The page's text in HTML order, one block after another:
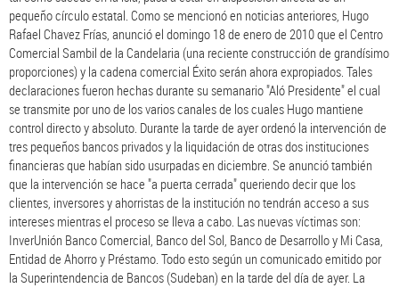
pequeño círculo estatal. Como se mencionó en noticias anteriores, Hugo
Rafael Chavez Frías, anunció el domingo 18 de enero de 2010 que el Centro
Comercial Sambil de la Candelaria (una reciente construcción de grandísimo
proporciones) y la cadena comercial Éxito serán ahora expropiados. Tales
declaraciones fueron hechas durante su semanario "Aló Presidente" el cual
se transmite por uno de los varios canales de los cuales Hugo mantiene
control directo y absoluto. Durante la tarde de ayer ordenó la intervención de
tres pequeños bancos privados y la liquidación de otras dos instituciones
financieras que habían sido usurpadas en diciembre. Se anunció también
que la intervención se hace "a puerta cerrada" queriendo decir que los
clientes, inversores y ahorristas de la institución no tendrán acceso a sus
intereses mientras el proceso se lleva a cabo. Las nuevas víctimas son:
InverUnión Banco Comercial, Banco del Sol, Banco de Desarrollo y Mi Casa,
Entidad de Ahorro y Préstamo. Todo esto según un comunicado emitido por
la Superintendencia de Bancos (Sudeban) en la tarde del día de ayer. La